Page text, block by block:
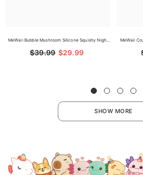
MeWaii Bubble Mushroom Silicone Squishy Night
$39.99 $29.99
MeWaii
SHOW MORE